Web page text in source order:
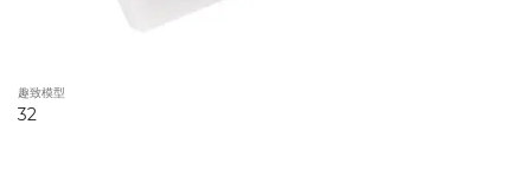
趣致模型
32